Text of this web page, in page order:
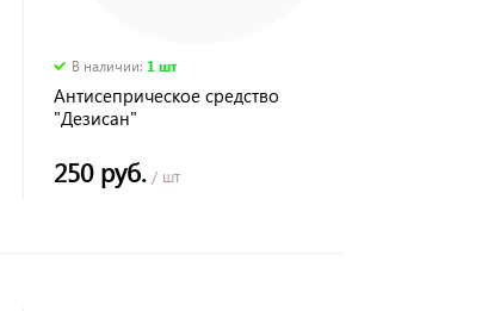
В наличии: 1 шт
Антисеприческое средство
"Дезисан"
250 руб. / шт